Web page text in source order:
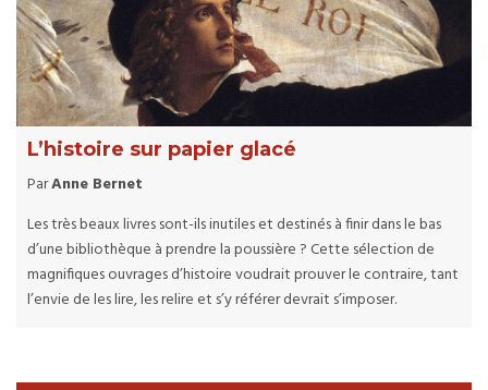
L’histoire sur papier glacé
ParAnne Bernet
Les très beaux livres sont-ils inutiles et destinés à finir dans le bas
d’une bibliothèque à prendre la poussière ? Cette sélection de
magnifiques ouvrages d’histoire voudrait prouver le contraire, tant
l’envie de les lire, les relire et s’y référer devrait s’imposer.